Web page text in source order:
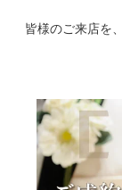
皆様のご来店を